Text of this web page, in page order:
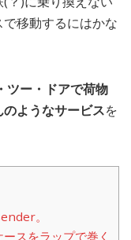
移動するにはかな
ツー・ドアで荷物
ようなサービスを
。
スをラップで巻く